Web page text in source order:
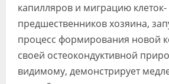
капилляров и миграцию клеток-
предшественников хозяина,
процесс формирования новой
своей остеокондуктивной
видимому, демонстрирует